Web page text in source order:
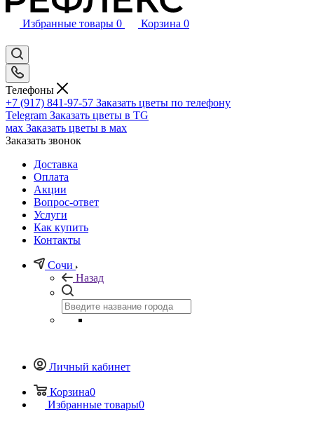
Избранные товары 0 Корзина 0
Телефоны
+7 (917) 841-97-57 Заказать цветы по телефону
Telegram Заказать цветы в TG
мах Заказать цветы в мах
Заказать звонок
Доставка
Оплата
Акции
Вопрос-ответ
Услуги
Как купить
Контакты
Сочи
Назад
Личный кабинет
Корзина0
Избранные товары0